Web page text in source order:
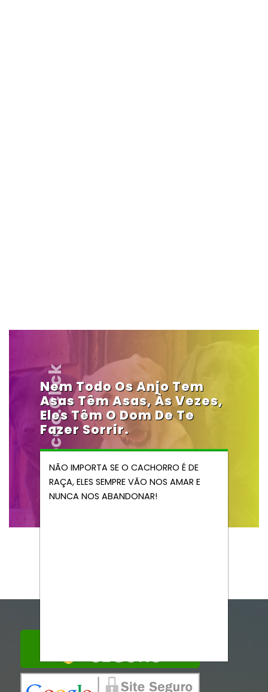
Vendocao.click
Nem Todo Os Anjo Tem
Asas Têm Asas, Às Vezes,
Eles Têm O Dom De Te
Fazer Sorrir.
NÃO IMPORTA SE O CACHORRO É DE
RAÇA, ELES SEMPRE VÃO NOS AMAR E
NUNCA NOS ABANDONAR!